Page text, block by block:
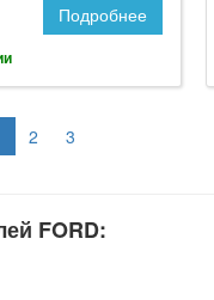
Подробнее
2 3
FORD: